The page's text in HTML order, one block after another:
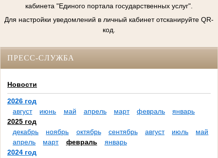
кабинета "Единого портала государственных услуг".
Для настройки уведомлений в личный кабинет отсканируйте QR-
код.
ПРЕСС-СЛУЖБА
Новости
2026 год
август
июнь май апрель март февраль
январь
2025 год
декабрь
ноябрь октябрь сентябрь август июль
май
апрель
март февраль
январь
2024 год